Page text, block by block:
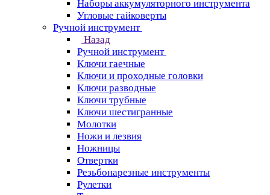
Наборы аккумуляторного инструмента
Угловые гайковерты
Ручной инструмент
Назад
Ручной инструмент
Ключи гаечные
Ключи и проходные головки
Ключи разводные
Ключи трубные
Ключи шестигранные
Молотки
Ножи и лезвия
Ножницы
Отвертки
Резьбонарезные инструменты
Рулетки